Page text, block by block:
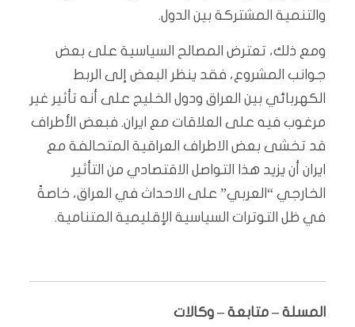
والتنمية المشتركة بين الدول.
ومع ذلك، تعترض المصالح السياسية على بعض
جوانب المشروع، فقد ينظر البعض إلى الربط
الكهربائي بين العراق ودول الخليج على أنه تأثير غير
مرغوب فيه على العلاقات مع ايران. فبعض الأطراف
قد تخشى بعض الاطراف العراقية المتحالفة مع
ايران أن يزيد هذا التواصل الاقتصادي من التأثير
الخارجي “العربي” على الاحداث في العراق، خاصةً
في ظل التوترات السياسية الإقليمية المتنامية.
المسلة – متابعة – وكالات